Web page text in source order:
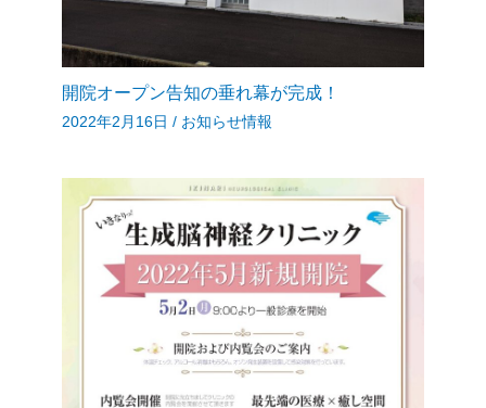
開院オープン告知の垂れ幕が完成！
2022年2月16日 / お知らせ情報